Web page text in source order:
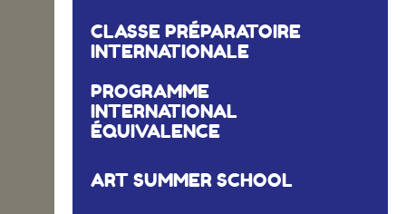
CLASSE PRÉPARATOIRE
INTERNATIONALE
PROGRAMME
INTERNATIONAL
ÉQUIVALENCE
ART SUMMER SCHOOL